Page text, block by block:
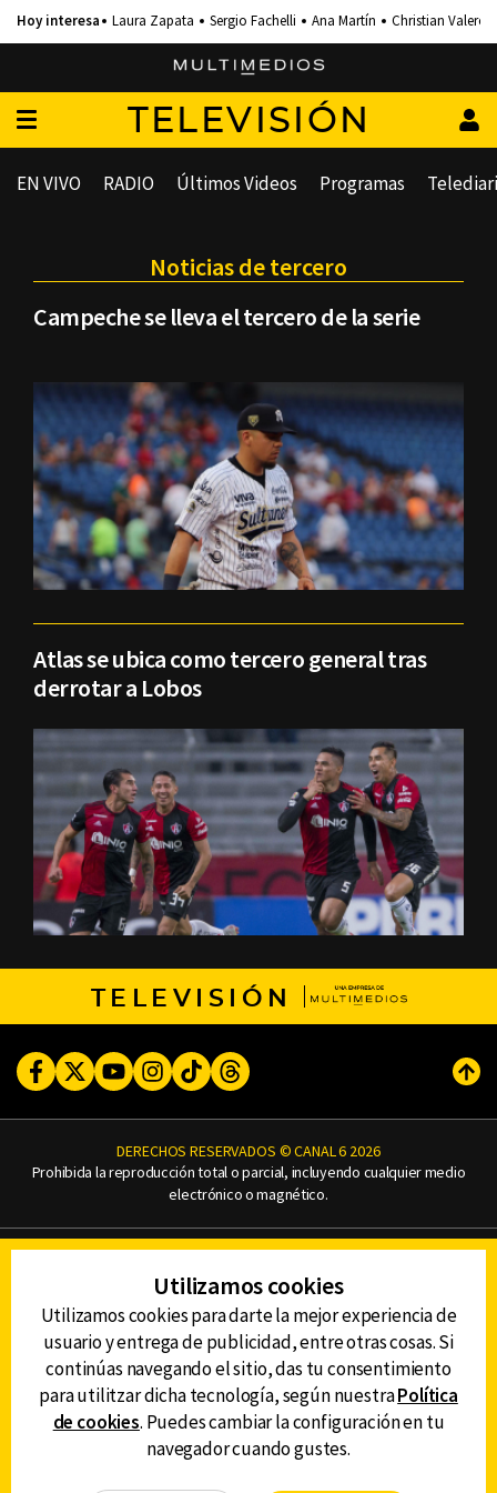
Laura Zapata Sergio Fachelli Ana Martín Christian Valero
TELEVISIÓN
EN VIVO RADIO Últimos Videos Programas
Noticias de tercero
Campeche se lleva el tercero de la serie
Atlas se ubica como tercero general tras
derrotar a Lobos
TELEVISIÓN
FacebookTwitterYoutubeInstagram
TikTokThreads
DERECHOS RESERVADOS © CANAL 6 2026
Prohibida la reproducción total o parcial, incluyendo cualquier medio
electrónico o magnético.
AVISO DE PRIVACIDAD
DEFENSORÍA DE LAS AUDIENCIAS
DESCARGA LA APP DE CANAL 6
Utilizamos cookies
Utilizamos cookies para darte la mejor experiencia de
usuario y entrega de publicidad, entre otras cosas. Si
continúas navegando el sitio, das tu consentimiento
para utilitzar dicha tecnología, según nuestraPolítica
de cookies. Puedes cambiar la configuración en tu
navegador cuando gustes.